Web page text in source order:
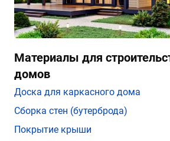
Материалы для
домов
Доска для каркасного дома
Сборка стен (бутерброда)
Покрытие крыши